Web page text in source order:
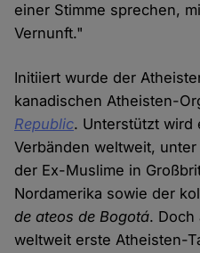
einer Stimme sprechen,
Vernunft."
Initiiert wurde der
kanadischen Atheisten-
Republic. Unterstützt wird
Verbänden weltweit,
der Ex-Muslime in
Nordamerika sowie der
de ateos de Bogotá. Doch
weltweit erste Atheisten-